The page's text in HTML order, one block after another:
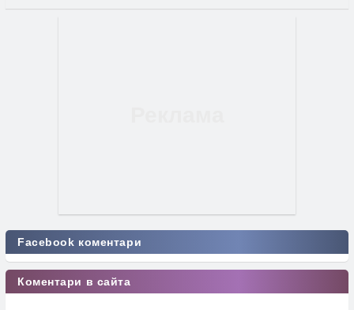
Facebook коментари
Коментари в сайта